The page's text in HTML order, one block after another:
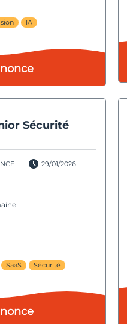
IA
Sécurité
29/01/2026
SaaS Sécurité